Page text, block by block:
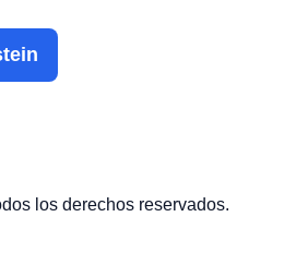
los derechos reservados.